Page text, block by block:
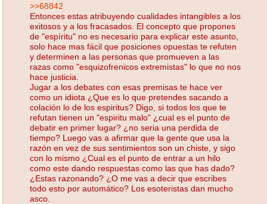
>>68842
Entonces estas atribuyendo cualidades intangibles a los
exitosos y a los fracasados. El concepto que propones
de "espíritu" no es necesario para explicar este asunto,
solo hace mas fácil que posiciones opuestas te refuten
y determinen a las personas que promueven a las
razas como "esquizofrenicos extremistas" lo que no nos
hace justicia.
Jugar a los debates con esas premisas te hace ver
como un idiota ¿Que es lo que pretendes sacando a
colación lo de los espiritus? Digo, si todos los que te
refutan tienen un "espiritu malo" ¿cual es el punto de
debatir en primer lugar? ¿no seria una perdida de
tiempo? Luego vas a afirmar que la gente que usa la
razón en vez de sus sentimientos son un chiste, y sigo
con lo mismo ¿Cual es el punto de entrar a un hilo
como este dando respuestas como las que has dado?
¿Estas razonando? ¿O me vas a decir que escribes
todo esto por automático? Los esoteristas dan mucho
asco.